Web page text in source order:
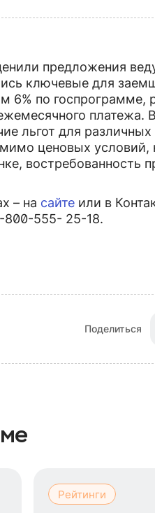
предложения
ключевые для
6% по госпрограмме,
платежа.
льгот для различных
ценовых условий,
востребованность
– на сайте или в
800-555- 25-18.
Поделиться
Рейтинги